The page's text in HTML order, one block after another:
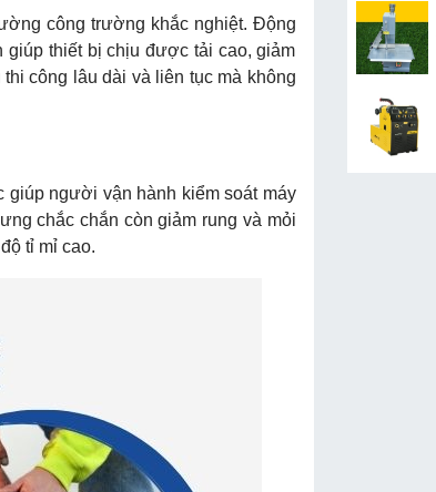
công trường khắc nghiệt. Động
giúp thiết bị chịu được tải cao, giảm
công lâu dài và liên tục mà không
giúp người vận hành kiểm soát máy
chắc chắn còn giảm rung và mỏi
tỉ mỉ cao.